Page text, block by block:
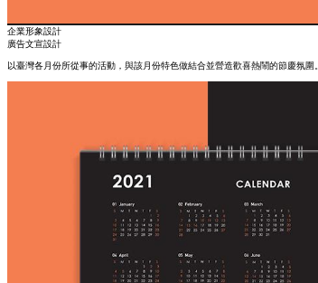
企業形象設計
廣告文宣設計
以臺灣各月份所從事的活動，與該月份特色做結合並營造歡喜熱鬧的節慶氛